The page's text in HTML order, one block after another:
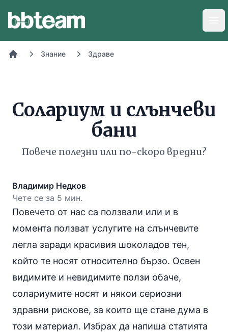
Знание Здраве
Солариум и слънчеви
бани
Повече полезни или по-скоро вредни?
Владимир Недков
Чете се за 5 мин.
Повечето от нас са ползвали или и в
момента ползват услугите на слънчевите
легла заради красивия шоколадов тен,
който те носят относително бързо. Освен
видимите и невидимите ползи обаче,
солариумите носят и някои сериозни
здравни рискове, за които ще стане дума в
този материал. Избрах да напиша статията